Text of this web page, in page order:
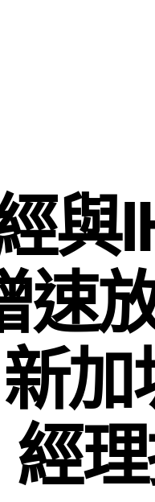
與
速
經